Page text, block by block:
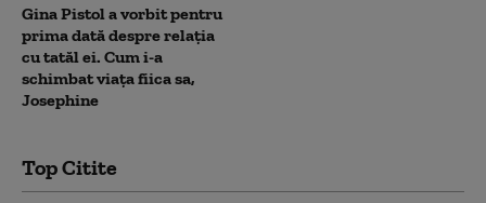
Gina Pistol a vorbit pentru
prima dată despre relația
cu tatăl ei. Cum i-a
schimbat viața fiica sa,
Josephine
Top Citite